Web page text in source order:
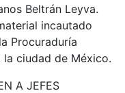
Beltrán Leyva.
incautado
Procuraduría
la ciudad de México.
A JEFES